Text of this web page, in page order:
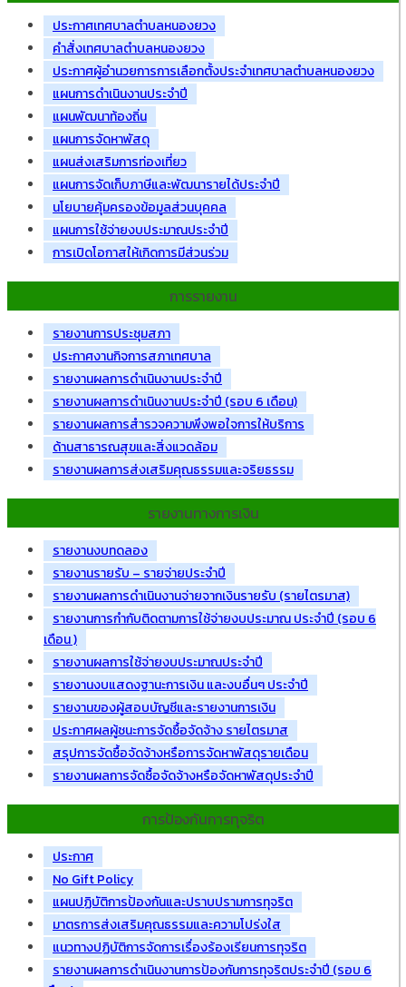
ประกาศเทศบาลตำบลหนองยวง
คำสั่งเทศบาลตำบลหนองยวง
ประกาศผู้อำนวยการการเลือกตั้งประจำเทศบาลตำบลหนองยวง
แผนการดำเนินงานประจำปี
แผนพัฒนาท้องถิ่น
แผนการจัดหาพัสดุ
แผนส่งเสริมการท่องเที่ยว
แผนการจัดเก็บภาษีและพัฒนารายได้ประจำปี
นโยบายคุ้มครองข้อมูลส่วนบุคคล
แผนการใช้จ่ายงบประมาณประจำปี
การเปิดโอกาสให้เกิดการมีส่วนร่วม
การรายงาน
รายงานการประชุมสภา
ประกาศงานกิจการสภาเทศบาล
รายงานผลการดำเนินงานประจำปี
รายงานผลการดำเนินงานประจำปี (รอบ 6 เดือน)
รายงานผลการสำรวจความพึงพอใจการให้บริการ
ด้านสาธารณสุขและสิ่งแวดล้อม
รายงานผลการส่งเสริมคุณธรรมและจริยธรรม
รายงานทางการเงิน
รายงานงบทดลอง
รายงานรายรับ – รายจ่ายประจำปี
รายงานผลการดำเนินงานจ่ายจากเงินรายรับ (รายไตรมาส)
รายงานการกำกับติดตามการใช้จ่ายงบประมาณ ประจำปี (รอบ 6
เดือน )
รายงานผลการใช้จ่ายงบประมาณประจำปี
รายงานงบแสดงฐานะการเงิน และงบอื่นๆ ประจำปี
รายงานของผู้สอบบัญชีและรายงานการเงิน
ประกาศผลผู้ชนะการจัดซื้อจัดจ้าง รายไตรมาส
สรุปการจัดซื้อจัดจ้างหรือการจัดหาพัสดุรายเดือน
รายงานผลการจัดซื้อจัดจ้างหรือจัดหาพัสดุประจำปี
การป้องกันการทุจริต
ประกาศ
No Gift Policy
แผนปฏิบัติการป้องกันและปราบปรามการทุจริต
มาตรการส่งเสริมคุณธรรมและความโปร่งใส
แนวทางปฏิบัติการจัดการเรื่องร้องเรียนการทุจริต
รายงานผลการดำเนินงานการป้องกันการทุจริตประจำปี (รอบ 6